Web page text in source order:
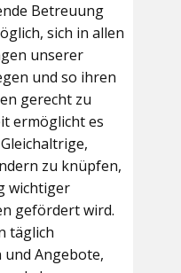
Betreuung
sich in allen
unserer
und so ihren
gerecht zu
ermöglicht es
zu knüpfen,
wichtiger
gefördert wird.
täglich
Angebote,